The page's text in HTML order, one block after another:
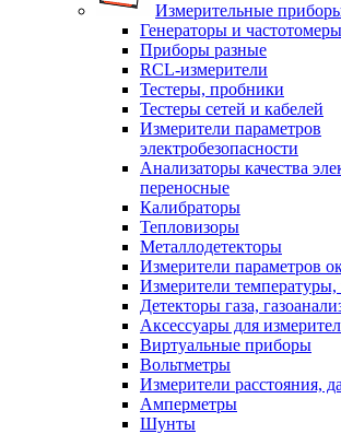
Измерительные
Генераторы и частотомеры
Приборы разные
RCL-измерители
Тестеры, пробники
Тестеры сетей и кабелей
Измерители параметров
электробезопасности
Анализаторы качества
переносные
Калибраторы
Тепловизоры
Металлодетекторы
Измерители параметров
Измерители температуры,
Детекторы газа,
Аксессуары для
Виртуальные приборы
Вольтметры
Измерители расстояния,
Амперметры
Шунты